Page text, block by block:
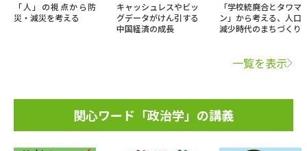
「人」の視点から防
災・減災を考える
キャッシュレスやビッ
グデータがけん引する
中国経済の成長
「学校統廃合とタワマ
ン」から考える、人口
減少時代のまちづくり
一覧を表示
関心ワード「政治学」の講義